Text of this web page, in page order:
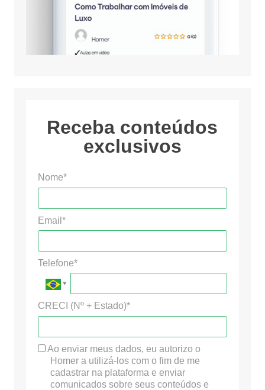
Receba conteúdos
exclusivos
Nome*
Email*
Telefone*
CRECI (Nº + Estado)*
Ao enviar meus dados, eu autorizo o
Homer a utilizá-los com o fim de me
cadastrar na plataforma e enviar
comunicados sobre seus conteúdos e